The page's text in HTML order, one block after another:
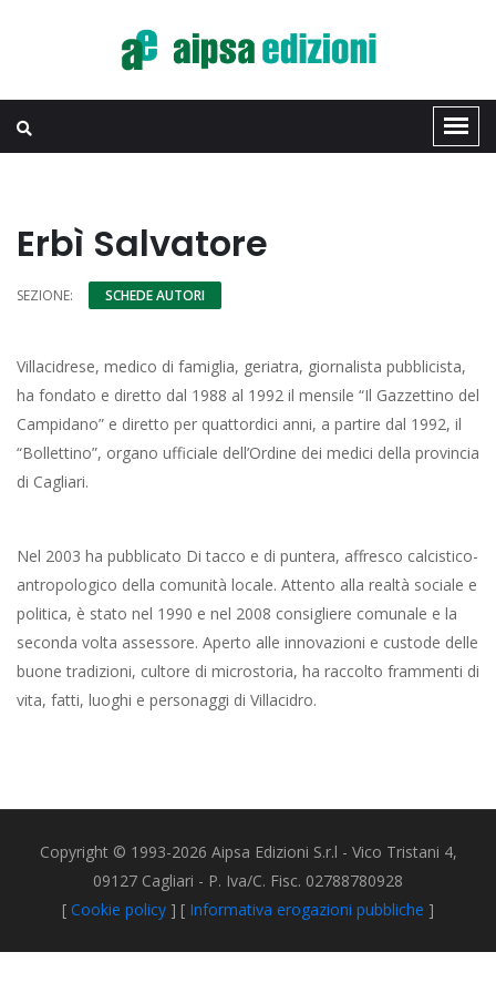
Erbì Salvatore
SEZIONE: SCHEDE AUTORI
Villacidrese, medico di famiglia, geriatra, giornalista pubblicista,
ha fondato e diretto dal 1988 al 1992 il mensile “Il Gazzettino del
Campidano” e diretto per quattordici anni, a partire dal 1992, il
“Bollettino”, organo ufficiale dell’Ordine dei medici della provincia
di Cagliari.
Nel 2003 ha pubblicato Di tacco e di puntera, affresco calcistico-
antropologico della comunità locale. Attento alla realtà sociale e
politica, è stato nel 1990 e nel 2008 consigliere comunale e la
seconda volta assessore. Aperto alle innovazioni e custode delle
buone tradizioni, cultore di microstoria, ha raccolto frammenti di
vita, fatti, luoghi e personaggi di Villacidro.
Copyright © 1993-2026 Aipsa Edizioni S.r.l - Vico Tristani 4,
09127 Cagliari - P. Iva/C. Fisc. 02788780928
[ Cookie policy ] [ Informativa erogazioni pubbliche ]